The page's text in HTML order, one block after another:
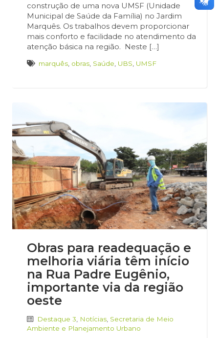
construção de uma nova UMSF (Unidade
Municipal de Saúde da Família) no Jardim
Marquês. Os trabalhos devem proporcionar
mais conforto e facilidade no atendimento da
atenção básica na região. Neste […]
marquês obras Saúde UBS UMSF
Obras para readequação e
melhoria viária têm início
na Rua Padre Eugênio,
importante via da região
oeste
Destaque 3 Notícias Secretaria de Meio
Ambiente e Planejamento Urbano